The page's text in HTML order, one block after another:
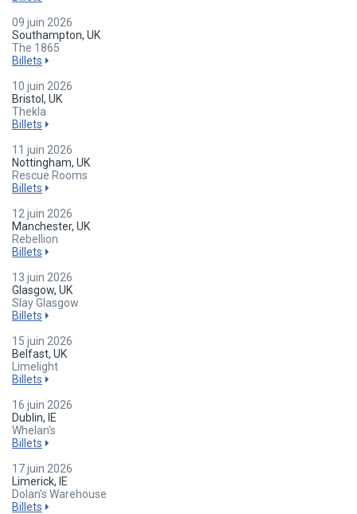
09 juin 2026
Southampton, UK
The 1865
Billets
10 juin 2026
Bristol, UK
Thekla
Billets
11 juin 2026
Nottingham, UK
Rescue Rooms
Billets
12 juin 2026
Manchester, UK
Rebellion
Billets
13 juin 2026
Glasgow, UK
Slay Glasgow
Billets
15 juin 2026
Belfast, UK
Limelight
Billets
16 juin 2026
Dublin, IE
Whelan's
Billets
17 juin 2026
Limerick, IE
Dolan's Warehouse
Billets